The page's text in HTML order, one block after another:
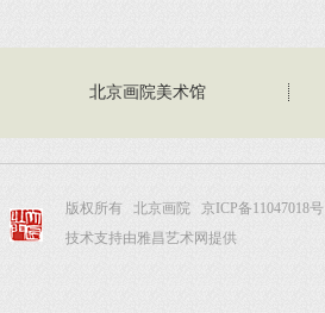
北京画院美术馆
版权所有 北京画院 京ICP备11047018号
技术支持由雅昌艺术网提供